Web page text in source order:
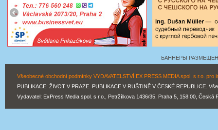
БАННЕРЫ РАЗМЕЩЕНЫ
Všeobecné obchodní podmínky VYDAVATELSTVÍ EX PRESS MEDIA spol. s r.o.
PUBLIKACE: ŽIVOT V PRAZE. PUBLIKACE V RUŠTINĚ V ČESKÉ REPUBLICE.
Vydavatel: ExPress Media spol. s r.o., Petržílkova 1436/35, Praha 5, 158 00,